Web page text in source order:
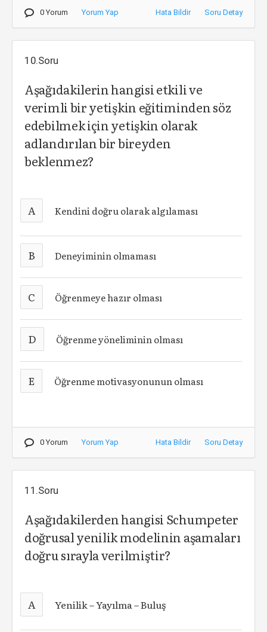
0 Yorum Yorum Yap Hata Bildir Soru Detay
10.Soru
Aşağıdakilerin hangisi etkili ve
verimli bir yetişkin eğitiminden söz
edebilmek için yetişkin olarak
adlandırılan bir bireyden
beklenmez?
A Kendini doğru olarak algılaması
B Deneyiminin olmaması
C Öğrenmeye hazır olması
D Öğrenme yöneliminin olması
E Öğrenme motivasyonunun olması
0 Yorum Yorum Yap Hata Bildir Soru Detay
11.Soru
Aşağıdakilerden hangisi Schumpeter
doğrusal yenilik modelinin aşamaları
doğru sırayla verilmiştir?
A Yenilik – Yayılma – Buluş